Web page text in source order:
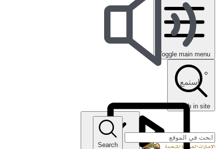
استمع
Toggle main menu
search in site
Search